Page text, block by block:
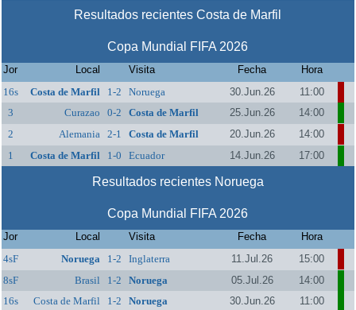
Resultados recientes Costa de Marfil
Copa Mundial FIFA 2026
Jor Local Visita Fecha
Hora
16s
Costa de Marfil 1-2 Noruega 30.Jun.26
11:00
3
Curazao 0-2 Costa de Marfil 25.Jun.26
14:00
2
Alemania 2-1 Costa de Marfil 20.Jun.26
14:00
1
Costa de Marfil 1-0 Ecuador 14.Jun.26 17:00
Resultados recientes Noruega
Copa Mundial FIFA 2026
Jor Local Visita Fecha
Hora
4sF
Noruega 1-2 Inglaterra 11.Jul.26
15:00
8sF
Brasil 1-2 Noruega 05.Jul.26
14:00
16s
Costa de Marfil 1-2 Noruega 30.Jun.26
11:00